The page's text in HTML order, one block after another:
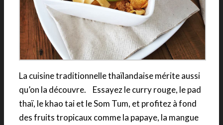
La cuisine traditionnelle thaïlandaise mérite aussi
qu’on la découvre. Essayez le curry rouge, le pad
thaï, le khao tai et le Som Tum, et profitez à fond
des fruits tropicaux comme la papaye, la mangue